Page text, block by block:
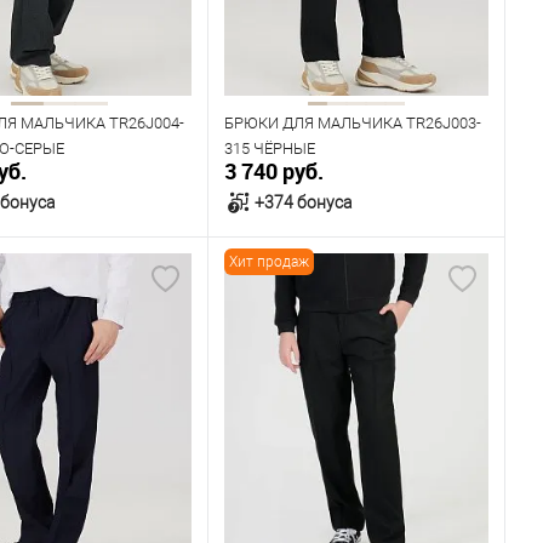
158 164 152 158 164
МАЛЬЧИКА TR26J004-
СЕРЫЕ
размеров
84
БРЮКИ ДЛЯ МАЛЬЧИКА TR26J003-
315 ЧЁРНЫЕ
3 740 руб.
+374 бонуса
В корзину
В наличии
Таблица размеров
Размер одежды
84
Хит продаж